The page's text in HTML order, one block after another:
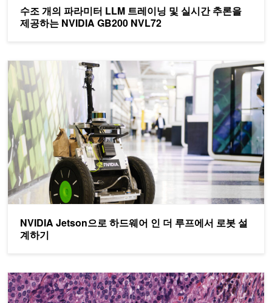
수조 개의 파라미터 LLM 트레이닝 및 실시간 추론을
제공하는 NVIDIA GB200 NVL72
NVIDIA Jetson으로 하드웨어 인 더 루프에서 로봇 설
계하기
NVIDIA Jetson으로 하드웨어 인 더 루프에서 로봇 설계하기
MONAI 및 RAPIDS를 통한 실시간 전체 슬라이드 이미지 분석